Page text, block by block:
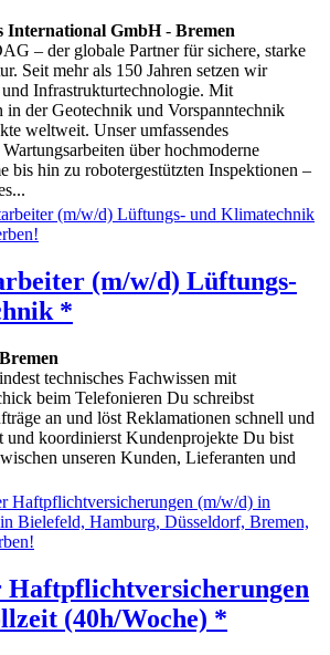
International GmbH- Bremen
– der globale Partner für sichere, starke
Seit mehr als 150 Jahren setzen wir
Infrastrukturtechnologie. Mit
in der Geotechnik und Vorspanntechnik
weltweit. Unser umfassendes
über hochmoderne
bis hin zu robotergestützten Inspektionen –
(m/w/d) Lüftungs-
*
Bremen
technisches Fachwissen mit
beim Telefonieren Du schreibst
an und löst Reklamationen schnell und
und koordinierst Kundenprojekte Du bist
unseren Kunden, Lieferanten und
Haftpflichtversicherungen
(40h/Woche) *